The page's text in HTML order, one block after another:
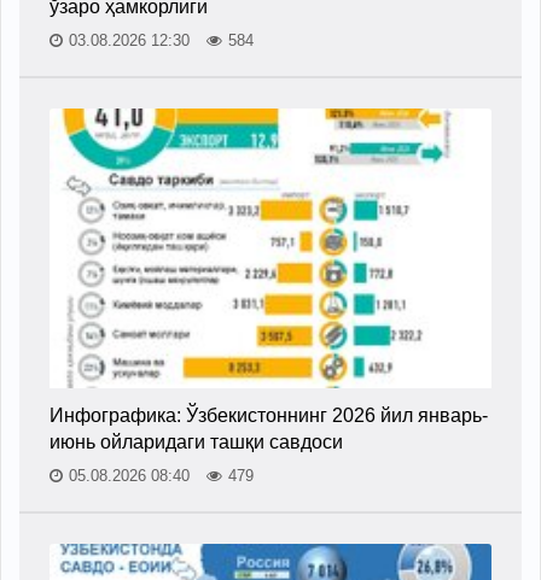
ўзаро ҳамкорлиги
03.08.2026 12:30 584
Инфографика: Ўзбекистоннинг 2026 йил январь-
июнь ойларидаги ташқи савдоси
05.08.2026 08:40 479